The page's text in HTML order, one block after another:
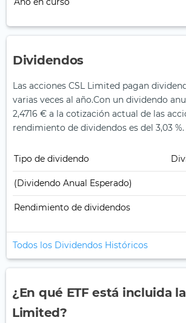
Dividendos
Las acciones CSL Limited pagan
varias veces al año.Con un dividendo
2,4716 € a la cotización actual de las
rendimiento de dividendos es del 3,03 %.
Tipo de dividendo
(Dividendo Anual Esperado)
Rendimiento de dividendos
Todos los Dividendos Históricos
¿En qué ETF está incluida
Limited?